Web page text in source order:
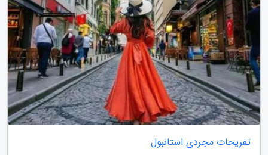
تفریحات مجردی استانبول